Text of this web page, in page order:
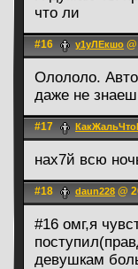
что ли
#16 у1уЛЕкшо
Олололо.
даже не
#17
нах7й всю
#18 daun228 @
#16 омг,я
девушкам